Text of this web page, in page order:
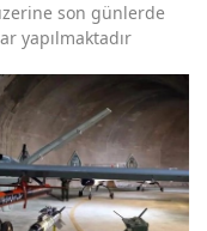
son günlerde
yapılmaktadır